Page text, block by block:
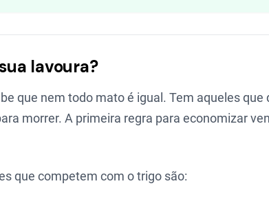
lavoura?
que nem todo mato é igual. Tem aqueles que
morrer. A primeira regra para economizar
que competem com o trigo são: